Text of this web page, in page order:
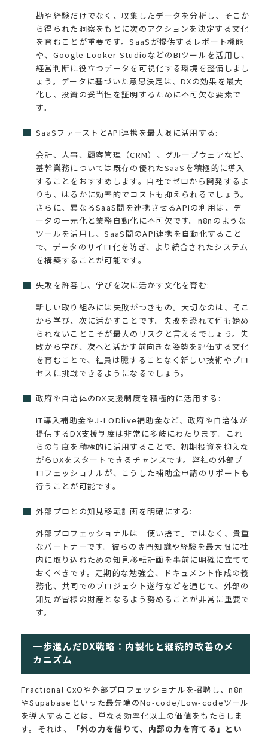
勘や経験だけでなく、収集したデータを分析し、そこか
ら得られた洞察をもとに次のアクションを決定する文化
を育むことが重要です。SaaSが提供するレポート機能
や、Google Looker StudioなどのBIツールを活用し、
経営判断に役立つデータを可視化する環境を整備しまし
ょう。データに基づいた意思決定は、DXの効果を最大
化し、投資の妥当性を証明するために不可欠な要素で
す。
SaaSファーストとAPI連携を最大限に活用する:
会計、人事、顧客管理（CRM）、グループウェアなど、
基幹業務については既存の優れたSaaSを積極的に導入
することをおすすめします。自社でゼロから開発するよ
りも、はるかに効率的でコストも抑えられるでしょう。
さらに、異なるSaaS間を連携させるAPIの利用は、デ
ータの一元化と業務自動化に不可欠です。n8nのような
ツールを活用し、SaaS間のAPI連携を自動化すること
で、データのサイロ化を防ぎ、より統合されたシステム
を構築することが可能です。
失敗を許容し、学びを次に活かす文化を育む:
新しい取り組みには失敗がつきもの。大切なのは、そこ
から学び、次に活かすことです。失敗を恐れて何も始め
られないことこそが最大のリスクと言えるでしょう。失
敗から学び、次へと活かす前向きな姿勢を評価する文化
を育むことで、社員は臆することなく新しい技術やプロ
セスに挑戦できるようになるでしょう。
政府や自治体のDX支援制度を積極的に活用する:
IT導入補助金やJ-LODlive補助金など、政府や自治体が
提供するDX支援制度は非常に多岐にわたります。これ
らの制度を積極的に活用することで、初期投資を抑えな
がらDXをスタートできるチャンスです。弊社の外部プ
ロフェッショナルが、こうした補助金申請のサポートも
行うことが可能です。
外部プロとの知見移転計画を明確にする:
外部プロフェッショナルは「使い捨て」ではなく、貴重
なパートナーです。彼らの専門知識や経験を最大限に社
内に取り込むための知見移転計画を事前に明確に立てて
おくべきです。定期的な勉強会、ドキュメント作成の義
務化、共同でのプロジェクト遂行などを通じて、外部の
知見が皆様の財産となるよう努めることが非常に重要で
す。
一歩進んだDX戦略：内製化と継続的改善のメ
カニズム
Fractional CxOや外部プロフェッショナルを招聘し、n8n
やSupabaseといった最先端のNo-code/Low-codeツール
を導入することは、単なる効率化以上の価値をもたらしま
す。それは、
「外の力を借りて、内部の力を育てる」とい